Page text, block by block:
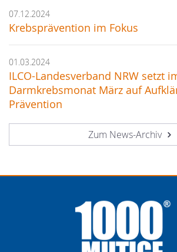
07.12.2024
Krebsprävention im Fokus
01.03.2024
ILCO-Landesverband NRW setzt
Darmkrebsmonat März auf
Prävention
Zum News-Archiv